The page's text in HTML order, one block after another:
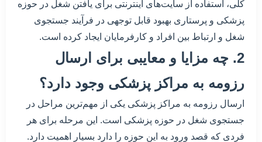
کلی، استفاده از سایت‌های اینترنتی برای یافتن شغل در حوزه
پزشکی و پرستاری بهبود قابل توجهی در فرآیند جستجوی
شغل و ارتباط بین افراد و کارفرمایان ایجاد کرده است.
2. چه مزایا و معایبی برای ارسال
رزومه به مراکز پزشکی وجود دارد؟
ارسال رزومه به مراکز پزشکی یکی از مهم‌ترین مراحل در
جستجوی شغل در حوزه پزشکی است. این مرحله برای هر
فردی که قصد ورود به این حوزه را دارد بسیار اهمیت دارد.